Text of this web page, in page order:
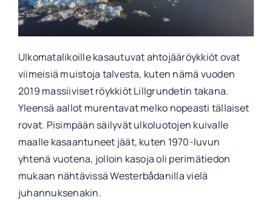
Ulkomatalikoille kasautuvat ahtojääröykkiöt ovat
viimeisiä muistoja talvesta, kuten nämä vuoden
2019 massiiviset röykkiöt Lillgrundetin takana.
Yleensä aallot murentavat melko nopeasti tällaiset
rovat. Pisimpään säilyvät ulkoluotojen kuivalle
maalle kasaantuneet jäät, kuten 1970-luvun
yhtenä vuotena, jolloin kasoja oli perimätiedon
mukaan nähtävissä Westerbådanilla vielä
juhannuksenakin.